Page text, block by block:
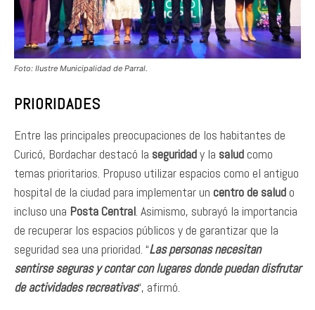
Foto: Ilustre Municipalidad de Parral.
PRIORIDADES
Entre las principales preocupaciones de los habitantes de
Curicó, Bordachar destacó la seguridady la saludcomo
temas prioritarios. Propuso utilizar espacios como el antiguo
hospital de la ciudad para implementar un centro de saludo
incluso una Posta Central. Asimismo, subrayó la importancia
de recuperar los espacios públicos y de garantizar que la
seguridad sea una prioridad. “Las personas necesitan
sentirse seguras y contar con lugares donde puedan disfrutar
de actividades recreativas“, afirmó.